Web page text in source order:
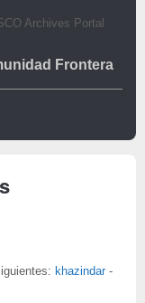
Frontera
khazindar -